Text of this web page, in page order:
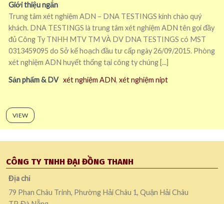
Giới thiệu ngắn
Trung tâm xét nghiệm ADN – DNA TESTINGS kính chào quý
khách. DNA TESTINGS là trung tâm xét nghiệm ADN tên gọi đầy
đủ Công Ty TNHH MTV TM VÀ DV DNA TESTINGS có MST
0313459095 do Sở kế hoạch đầu tư cấp ngày 26/09/2015. Phòng
xét nghiệm ADN huyết thống tại công ty chúng [...]
Sản phẩm & DV xét nghiệm ADN, xét nghiệm nipt
VIEW
CÔNG TY TNHH ĐẠI ĐỒNG THANH
Địa chỉ
79 Phan Châu Trinh, Phường Hải Châu 1, Quận Hải Châu